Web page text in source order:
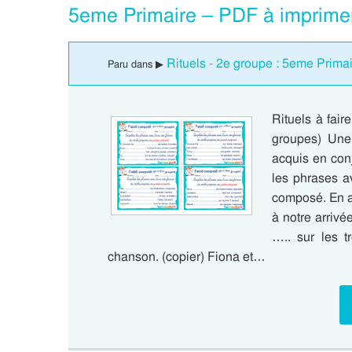
5eme Primaire – PDF à
Paru dans ▶ Rituels - 2e groupe : 5eme
Rituels à
groupes)
acquis en
les phrases
composé. En
à notre
….. sur les
chanson. (copier) Fiona et…